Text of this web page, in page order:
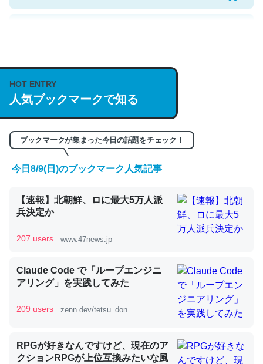
https://isobe324649.hatenablog.com/entry/2023/03/27
/064121
─GPTの仕組みと限界についての考察（１） - conceptualization
くらい。小説でいう「ずっと前の伏線」は回収されないけ
ど、短期記憶というには多い分量。進化すればするほど分
─GPTの仕組みと限界についての考察（１） - conceptualization
昆虫ってカルシウム少ないのか。知らんかった。調べたら
─ニュース :: 【研究発表】昆虫学の大問題＝「昆虫はなぜ海にいな
いのか」に関する新仮説
HOT ENTRY
人気ブックマークで知る
ブックマークが集まった今日の話題をチェック！
今日8/9(日)のブックマーク人気記事
【速報】北朝鮮、ロに最大5万人派
兵決定か
207 users www.47news.jp
Claude Code で「ループエンジニ
アリング」を実践してみた
209 users zenn.dev/tetsu_don
RPGが好きなんですけど、現在のア
クションRPGが上位互換みたいな風